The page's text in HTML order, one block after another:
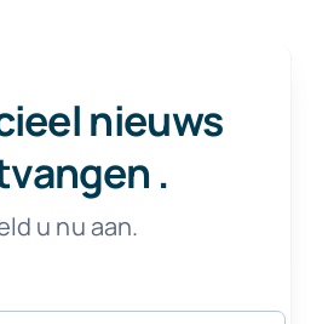
nieuws
.
u nu aan.